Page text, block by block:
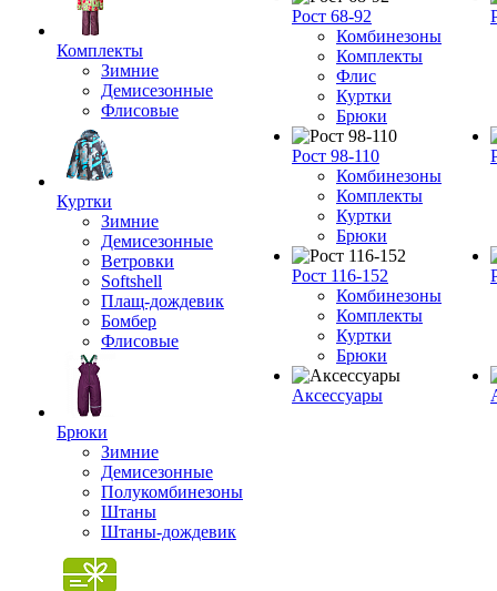
Комплекты
Зимние
Демисезонные
Флисовые
Куртки
Зимние
Демисезонные
Ветровки
Softshell
Плащ-дождевик
Бомбер
Флисовые
Брюки
Зимние
Демисезонные
Полукомбинезоны
Штаны
Штаны-дождевик
Рост 68-92
Комбинезоны
Комплекты
Флис
Куртки
Брюки
Рост 98-110
Комбинезоны
Комплекты
Куртки
Брюки
Рост 116-152
Комбинезоны
Комплекты
Куртки
Брюки
Аксессуары